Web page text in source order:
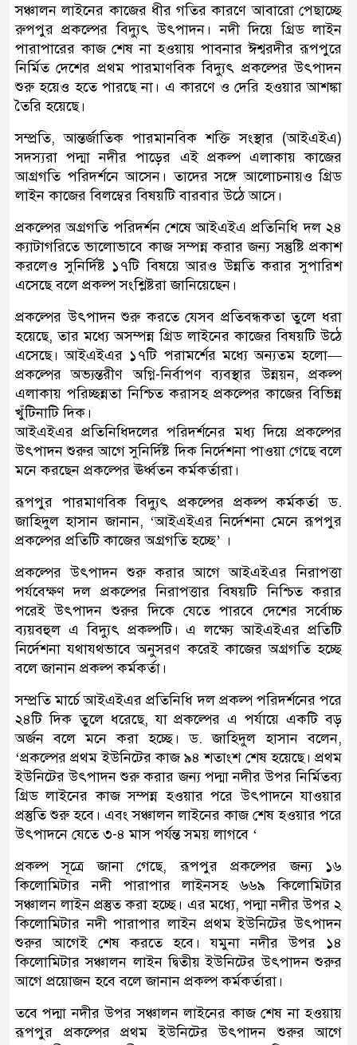
সঞ্চালন লাইনের কাজের ধীর গতির কারণে আবারো পেছাচ্ছে
রুপপুর প্রকল্পের বিদ্যুৎ উৎপাদন। নদী দিয়ে গ্রিড লাইন
পারাপারের কাজ শেষ না হওয়ায় পাবনার ঈশ্বরদীর রূপপুরে
নির্মিত দেশের প্রথম পারমাণবিক বিদ্যুৎ প্রকল্পের উৎপাদন
শুরু হয়েও হতে পারছে না। এ কারণে ও দেরি হওয়ার আশঙ্কা
তৈরি হয়েছে।
সম্প্রতি, আন্তর্জাতিক পারমানবিক শক্তি সংস্থার (আইএইএ)
সদস্যরা পদ্মা নদীর পাড়ের এই প্রকল্প এলাকায় কাজের
আগ্রগতি পরিদর্শনে আসেন। তাদের সঙ্গে আলোচনায়ও গ্রিড
লাইন কাজের বিলম্বের বিষয়টি বারবার উঠে আসে।
প্রকল্পের অগ্রগতি পরিদর্শন শেষে আইএইএ প্রতিনিধি দল ২৪
ক্যাটাগরিতে ভালোভাবে কাজ সম্পন্ন করার জন্য সন্তুষ্টি প্রকাশ
করলেও সুনির্দিষ্ট ১৭টি বিষয়ে আরও উন্নতি করার সুপারিশ
এসেছে বলে প্রকল্প সংশ্লিষ্টরা জানিয়েছেন।
প্রকল্পের উৎপাদন শুরু করতে যেসব প্রতিবন্ধকতা তুলে ধরা
হয়েছে, তার মধ্যে অসম্পন্ন গ্রিড লাইনের কাজের বিষয়টি উঠে
এসেছে। আইএইএর ১৭টি পরামর্শের মধ্যে অন্যতম হলো—
প্রকল্পের অভ্যন্তরীণ অগ্নি-নির্বাপণ ব্যবস্থার উন্নয়ন, প্রকল্প
এলাকায় পরিচ্ছন্নতা নিশ্চিত করাসহ প্রকল্পের কাজের বিভিন্ন
খুঁটিনাটি দিক।
আইএইএর প্রতিনিধিদলের পরিদর্শনের মধ্য দিয়ে প্রকল্পের
উৎপাদন শুরুর আগে সুনির্দিষ্ট দিক নির্দেশনা পাওয়া গেছে বলে
মনে করছেন প্রকল্পের ঊর্ধ্বতন কর্মকর্তারা।
রূপপুর পারমাণবিক বিদ্যুৎ প্রকল্পের প্রকল্প কর্মকর্তা ড.
জাহিদুল হাসান জানান, ‘আইএইএর নির্দেশনা মেনে রূপপুর
প্রকল্পের প্রতিটি কাজের অগ্রগতি হচ্ছে’ ।
প্রকল্পের উৎপাদন শুরু করার আগে আইএইএর নিরাপত্তা
পর্যবেক্ষণ দল প্রকল্পের নিরাপত্তার বিষয়টি নিশ্চিত করার
পরেই উৎপাদন শুরুর দিকে যেতে পারবে দেশের সর্বোচ্চ
ব্যয়বহুল এ বিদ্যুৎ প্রকল্পটি। এ লক্ষ্যে আইএইএর প্রতিটি
নির্দেশনা যথাযথভাবে অনুসরণ করেই কাজের অগ্রগতি হচ্ছে
বলে জানান প্রকল্প কর্মকর্তা।
সম্প্রতি মার্চে আইএইএর প্রতিনিধি দল প্রকল্প পরিদর্শনের পরে
২৪টি দিক তুলে ধরেছে, যা প্রকল্পের এ পর্যায়ে একটি বড়
অর্জন বলে মনে করা হচ্ছে। ড. জাহিদুল হাসান বলেন,
‘প্রকল্পের প্রথম ইউনিটের কাজ ৯৪ শতাংশ শেষ হয়েছে। প্রথম
ইউনিটের উৎপাদন শুরু করার জন্য পদ্মা নদীর উপর নির্মিতব্য
গ্রিড লাইনের কাজ সম্পন্ন হওয়ার পরে উৎপাদনে যাওয়ার
প্রস্তুতি শুরু হবে। এবং সঞ্চালন লাইনের কাজ শেষ হওয়ার পরে
উৎপাদনে যেতে ৩-৪ মাস পর্যন্ত সময় লাগবে ‘
প্রকল্প সূত্রে জানা গেছে, রূপপুর প্রকল্পের জন্য ১৬
কিলোমিটার নদী পারাপার লাইনসহ ৬৬৯ কিলোমিটার
সঞ্চালন লাইন প্রস্তুত করা হচ্ছে। এর মধ্যে, পদ্মা নদীর উপর ২
কিলোমিটার নদী পারাপার লাইন প্রথম ইউনিটের উৎপাদন
শুরুর আগেই শেষ করতে হবে। যমুনা নদীর উপর ১৪
কিলোমিটার সঞ্চালন লাইন দ্বিতীয় ইউনিটের উৎপাদন শুরুর
আগে প্রয়োজন হবে বলে জানান প্রকল্প কর্মকর্তারা।
তবে পদ্মা নদীর উপর সঞ্চালন লাইনের কাজ শেষ না হওয়ায়
রূপপুর প্রকল্পের প্রথম ইউনিটের উৎপাদন শুরুর আগে